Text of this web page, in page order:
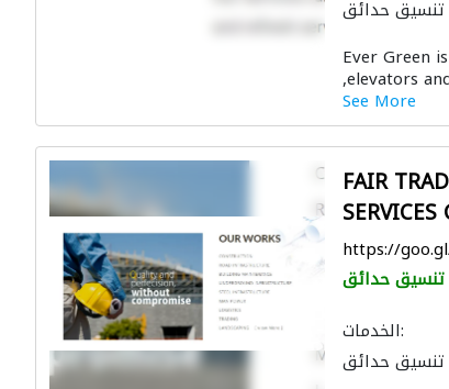
تنسيق حدائق
والسباكة
هندسية
الكهربائية
Ever Green
,elevators
See More
FAIR
https://
تنسيق حدائق
الخدمات:
تنسيق حدائق